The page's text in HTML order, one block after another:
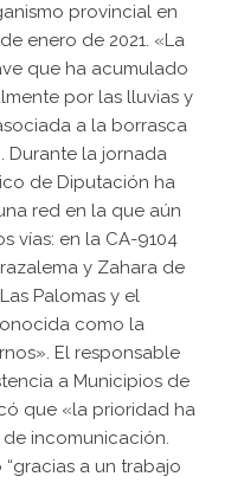
provincial en
enero de 2021. «La
que ha acumulado
por las lluvias y
a la borrasca
Durante la jornada
de Diputación ha
red en la que aún
vías: en la CA-9104
y Zahara de
Palomas y el
como la
El responsable
a Municipios de
que «la prioridad ha
incomunicación.
a un trabajo